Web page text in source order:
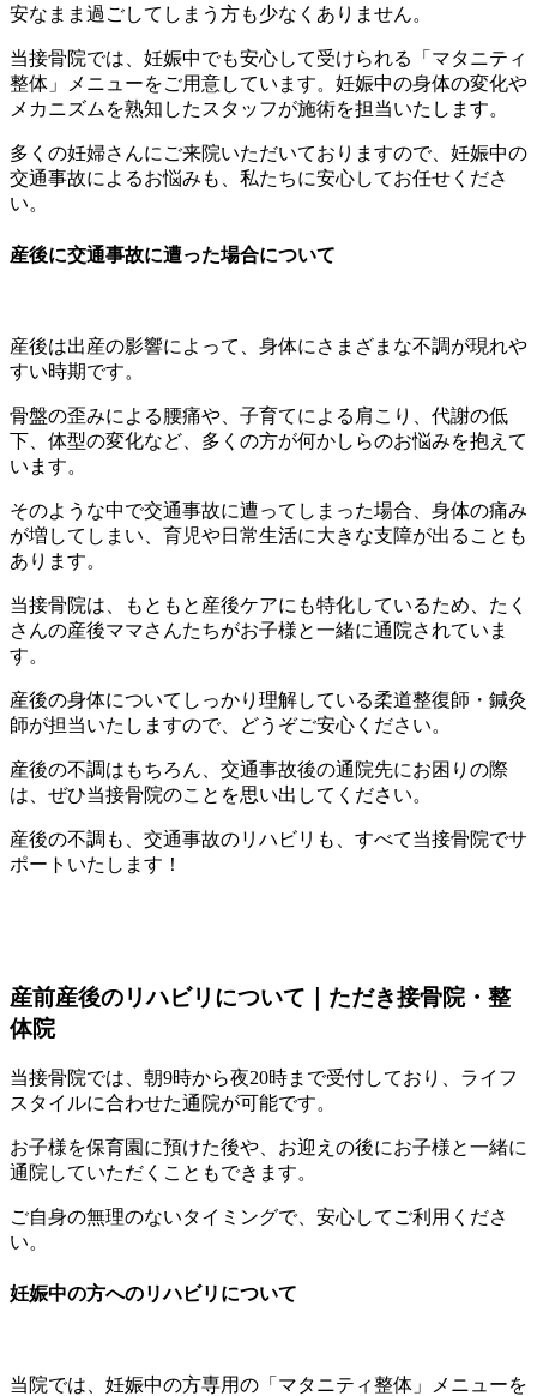
安なまま過ごしてしまう方も少なくありません。
当接骨院では、妊娠中でも安心して受けられる「マタニティ
整体」メニューをご用意しています。妊娠中の身体の変化や
メカニズムを熟知したスタッフが施術を担当いたします。
多くの妊婦さんにご来院いただいておりますので、妊娠中の
交通事故によるお悩みも、私たちに安心してお任せくださ
い。
産後に交通事故に遭った場合について
産後は出産の影響によって、身体にさまざまな不調が現れや
すい時期です。
骨盤の歪みによる腰痛や、子育てによる肩こり、代謝の低
下、体型の変化など、多くの方が何かしらのお悩みを抱えて
います。
そのような中で交通事故に遭ってしまった場合、身体の痛み
が増してしまい、育児や日常生活に大きな支障が出ることも
あります。
当接骨院は、もともと産後ケアにも特化しているため、たく
さんの産後ママさんたちがお子様と一緒に通院されていま
す。
産後の身体についてしっかり理解している柔道整復師・鍼灸
師が担当いたしますので、どうぞご安心ください。
産後の不調はもちろん、交通事故後の通院先にお困りの際
は、ぜひ当接骨院のことを思い出してください。
産後の不調も、交通事故のリハビリも、すべて当接骨院でサ
ポートいたします！
産前産後のリハビリについて｜ただき接骨院・整
体院
当接骨院では、朝9時から夜20時まで受付しており、ライフ
スタイルに合わせた通院が可能です。
お子様を保育園に預けた後や、お迎えの後にお子様と一緒に
通院していただくこともできます。
ご自身の無理のないタイミングで、安心してご利用くださ
い。
妊娠中の方へのリハビリについて
当院では、妊娠中の方専用の「マタニティ整体」メニューを